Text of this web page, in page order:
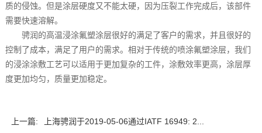
质的侵蚀。但是涂层硬度又不能太硬，因为压裂工作完成后，该部件
需要快速溶解。
骋润的高温浸涂氟塑涂层很好的满足了客户的需求，并且很好的
控制了成本，满足了用户的需求。相对于传统的喷涂氟塑涂层，我们
的浸涂涂敷工艺可以适用于更加复杂的工件，涂敷效率更高，涂层厚
度更加均匀，质量更加稳定。
上一篇:
上海骋润于2019-05-06通过IATF 16949: 2...